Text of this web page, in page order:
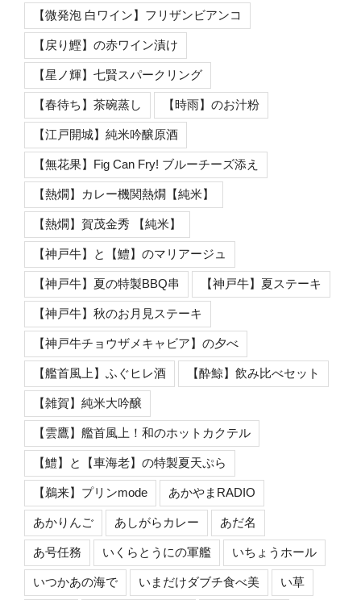
【微発泡 白ワイン】フリザンビアンコ
【戻り鰹】の赤ワイン漬け
【星ノ輝】七賢スパークリング
【春待ち】茶碗蒸し 【時雨】のお汁粉
【江戸開城】純米吟醸原酒
【無花果】Fig Can Fry! ブルーチーズ添え
【熱燗】カレー機関熱燗【純米】
【熱燗】賀茂金秀 【純米】
【神戸牛】と【鱧】のマリアージュ
【神戸牛】夏の特製BBQ串 【神戸牛】夏ステーキ
【神戸牛】秋のお月見ステーキ
【神戸牛チョウザメキャビア】の夕べ
【艦首風上】ふぐヒレ酒 【酔鯨】飲み比べセット
【雑賀】純米大吟醸
【雲鷹】艦首風上！和のホットカクテル
【鱧】と【車海老】の特製夏天ぷら
【鵜来】プリンmode あかやまRADIO
あかりんご あしがらカレー あだ名
あ号任務 いくらとうにの軍艦 いちょうホール
いつかあの海で いまだけダブチ食べ美 い草